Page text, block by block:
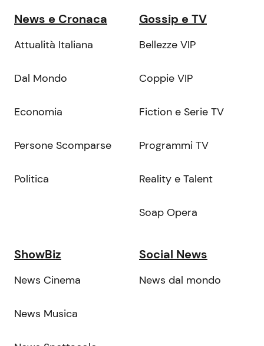
News e Cronaca
Attualità Italiana
Dal Mondo
Economia
Persone Scomparse
Politica
Gossip e TV
Bellezze VIP
Coppie VIP
Fiction e Serie TV
Programmi TV
Reality e Talent
Soap Opera
ShowBiz
News Cinema
News Musica
Social News
News dal mondo